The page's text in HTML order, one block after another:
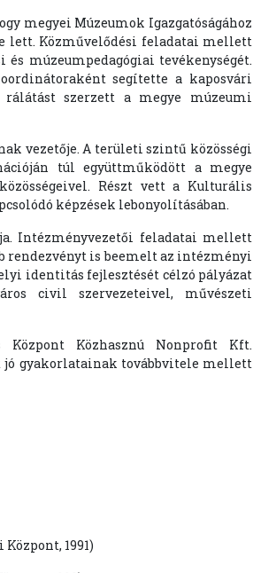
megyei Múzeumok Igazgatóságához
lett. Közművelődési feladatai mellett
múzeumpedagógiai tevékenységét.
segítette a kaposvári
szerzett a megye múzeumi
vezetője. A területi szintű közösségi
túl együttműködött a megye
Részt vett a Kulturális
képzések lebonyolításában.
Intézményvezetői feladatai mellett
is beemelt az intézményi
identitás fejlesztését célzó pályázat
civil szervezeteivel, művészeti
Közhasznú Nonprofit Kft.
jó gyakorlatainak továbbvitele mellett
1991)